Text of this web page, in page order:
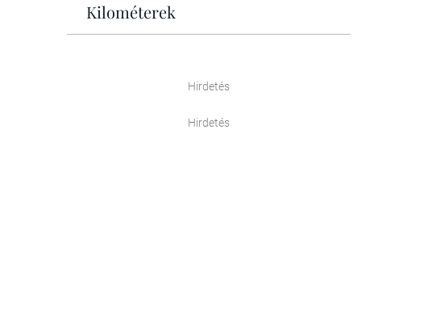
Kilométerek
Hirdetés
Hirdetés